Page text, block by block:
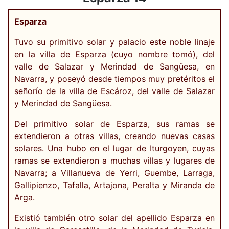
Esparza
Tuvo su primitivo solar y palacio este noble linaje
en la villa de Esparza (cuyo nombre tomó), del
valle de Salazar y Merindad de Sangüesa, en
Navarra, y poseyó desde tiempos muy pretéritos el
señorío de la villa de Escároz, del valle de Salazar
y Merindad de Sangüesa.
Del primitivo solar de Esparza, sus ramas se
extendieron a otras villas, creando nuevas casas
solares. Una hubo en el lugar de Iturgoyen, cuyas
ramas se extendieron a muchas villas y lugares de
Navarra; a Villanueva de Yerri, Guembe, Larraga,
Gallipienzo, Tafalla, Artajona, Peralta y Miranda de
Arga.
Existió también otro solar del apellido Esparza en